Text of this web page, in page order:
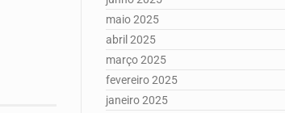
maio 2025
abril 2025
março 2025
fevereiro 2025
janeiro 2025